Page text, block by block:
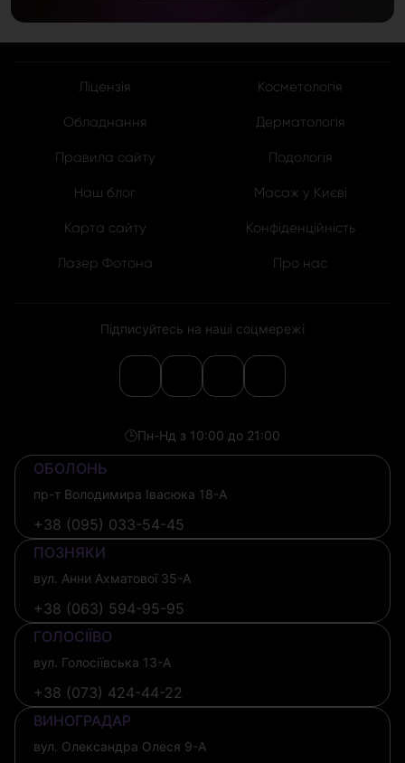
Ліцензія
Обладнання
Правила сайту
Наш блог
Карта сайту
Лазер Фотона
Косметологія
Дерматологія
Подологія
Масаж у Києві
Конфіденційність
Про нас
Підписуйтесь на наші соцмережі
🕒Пн-Нд з 10:00 до 21:00
ОБОЛОНЬ
пр-т Володимира Івасюка 18-А
+38 (095) 033-54-45
ПОЗНЯКИ
вул. Анни Ахматової 35-А
+38 (063) 594-95-95
ГОЛОСІЇВО
вул. Голосіївська 13-А
+38 (073) 424-44-22
ВИНОГРАДАР
вул. Олександра Олеся 9-А